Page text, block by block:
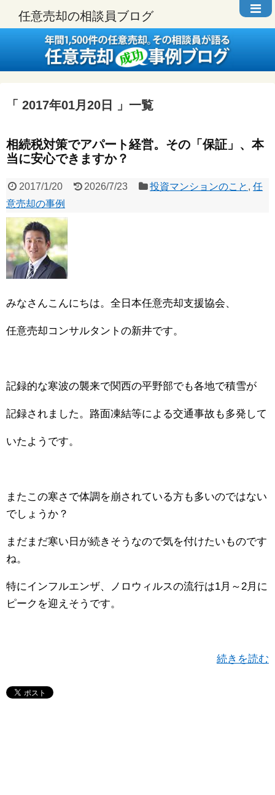
任意売却の相談員ブログ
2017年01月20日 一覧
相続税対策でアパート経営。その「保証」、本
当に安心できますか？
2017/1/20 2026/7/23 投資マンションのこと ,任
意売却の事例
みなさんこんにちは。全日本任意売却支援協会、
任意売却コンサルタントの新井です。
記録的な寒波の襲来で関西の平野部でも各地で積雪が
記録されました。路面凍結等による交通事故も多発して
いたようです。
またこの寒さで体調を崩されている方も多いのではない
でしょうか？
まだまだ寒い日が続きそうなので気を付けたいものです
ね。
特にインフルエンザ、ノロウィルスの流行は1月～2月に
ピークを迎えそうです。
続きを読む